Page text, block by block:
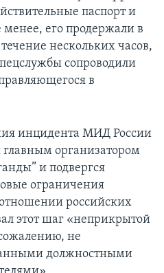
паспорт и
менее, его продержали в
нескольких часов,
сопроводили
в
инцидента МИД России
главным организатором
и подвергся
ограничения
российских
этот шаг «неприкрытой
не
должностными